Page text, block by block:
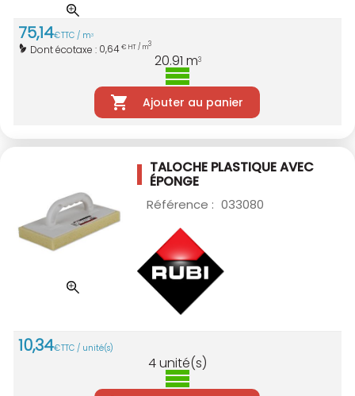
75,14€TTC / m3
Dont écotaxe : 0,64€ HT / m3
20.91 m3
Ajouter au panier
TALOCHE PLASTIQUE AVEC
ÉPONGE
Référence : 033080
10,34€TTC / unité(s)
4unité(s)